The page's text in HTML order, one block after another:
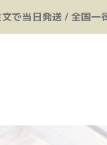
で当日発送 / 全国一